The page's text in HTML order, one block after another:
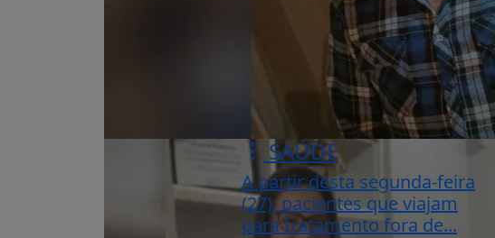
SAÚDE
A partir desta segunda-feira
(27), pacientes que viajam
para tratamento fora de...